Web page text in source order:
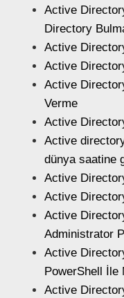
Active
Directory
Active
Active
Active
Verme
Active
Active
dünya saatine
Active
Active
Active
Administrator
Active
PowerShell İle
Active